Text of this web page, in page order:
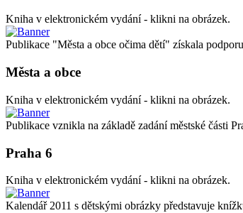
Kniha v elektronickém vydání - klikni na obrázek.
Publikace "Města a obce očima dětí" získala
Města a obce
Kniha v elektronickém vydání - klikni na obrázek.
Publikace vznikla na základě zadání městské části
Praha 6
Kniha v elektronickém vydání - klikni na obrázek.
Kalendář 2011 s dětskými obrázky představuje